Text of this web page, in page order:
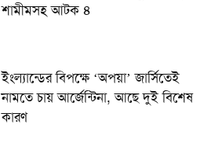
শামীমসহ আটক ৪
ইংল্যান্ডের বিপক্ষে ‘অপয়া’ জার্সিতেই
নামতে চায় আর্জেন্টিনা, আছে দুই বিশেষ
কারণ